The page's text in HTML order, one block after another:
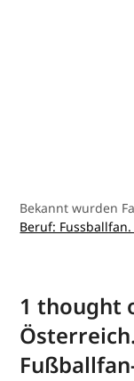
Bekannt wurden
Beruf:
1 thought